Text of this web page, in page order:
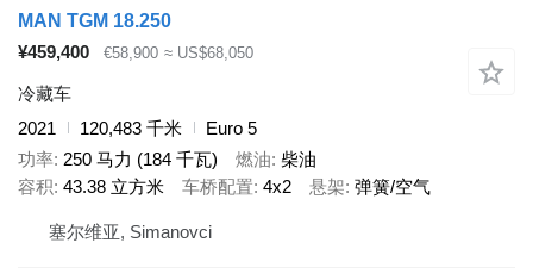
MAN TGM 18.250
¥459,400
€58,900 ≈ US$68,050
冷藏车
2021
120,483 千米
Euro 5
功率 250 马力 (184 千瓦) 燃油 柴油
容积 43.38 立方米 车桥配置 4x2 悬架 弹簧/空气
塞尔维亚, Simanovci